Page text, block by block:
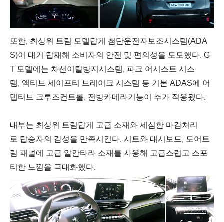
또한, 최상위 트림 모델답게 첨단운전자보조시스템(ADA
S)이 대거 탑재해 소비자의 안전 및 편의성을 도모했다. G
T 모델에는 차선이탈방지시스템, 파크 어시스트 시스
템, 액티브 세이프티 브레이크 시스템 등 기본 ADAS에 어
댑티브 크루즈컨트롤, 전방카메라기능이 추가 적용됐다.
내부는 최상위 트림답게 고급 소재와 세심한 마감처리
로 탑승자의 감성을 만족시킨다. 시트와 대시보드, 도어트
림 패널에 고급 알칸타라 소재를 사용해 고급스럽고 스포
티한 느낌을 극대화했다.